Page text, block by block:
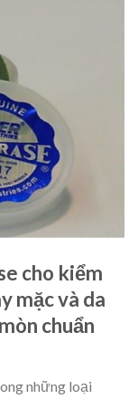
cho kiểm
mặc và da
chuẩn
những loại